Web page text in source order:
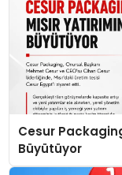
Cesur
Büyütüyor